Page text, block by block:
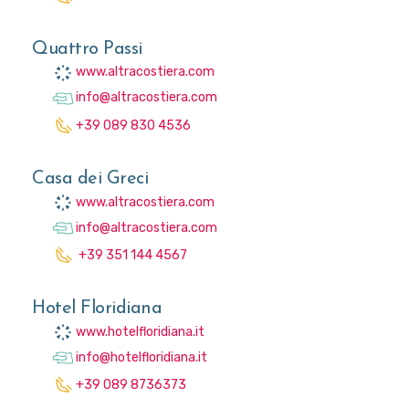
Quattro Passi
www.altracostiera.com
info@altracostiera.com
+39 089 830 4536
Casa dei Greci
www.altracostiera.com
info@altracostiera.com
+39 351 144 4567
Hotel Floridiana
www.hotelfloridiana.it
info@hotelfloridiana.it
+39 089 8736373